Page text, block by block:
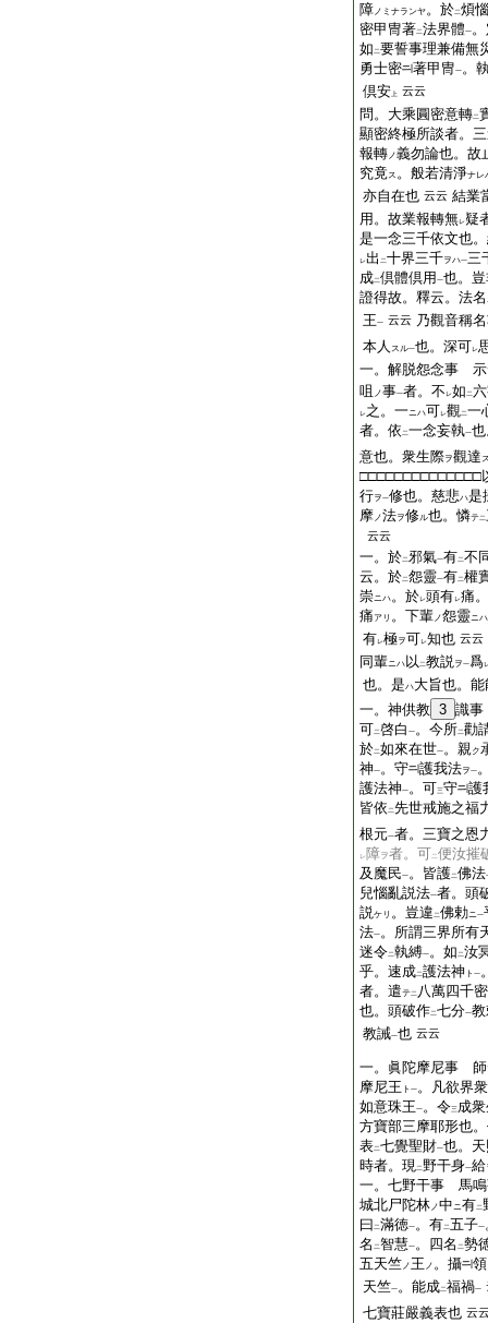
障ノミナランヤ。於二煩惱
密甲冑著二法界體一
如 二要誓事理兼備無
勇士密
著甲冑一。
倶安 上 云云
問。大乘圓密意轉二
顯密終極所談者。
報轉ノ義勿論也。故
究竟ス 。般若清淨ナレ
亦自在也 云云 結業
用。故業報轉無レ疑
是一念三千依文也
レ出 二十界三千ヲハ一三
成二倶體倶用 一也。
證得故。釋云。法名
王一 云云 乃觀音稱
本人 スル一也。深可レ
一。解脱怨念事 示
咀 ノ事一者。不 レ如 二
レ之。一ニハ可レ觀二一
者。依 二一念妄執一
意也。衆生際ヲ觀達
□□□□□□□□□□□□□□
行ヲ一修也。慈悲ハ是
摩ノ法ヲ修ル也。憐テ二
云云
一。於二邪氣一有二不
云。於二怨靈一有二權
崇ニハ。於レ頭有レ痛
痛 アリ 。下輩ノ怨靈ニハ
有レ極ヲ可レ知也 云云
同輩ニハ 以 二教説ヲ一爲
也。是ハ大旨也。能
一。神供教 3 識
可二啓白 一。今所二勸
於二如來在世一。親ク
神一。守 護我法ヲ一
護法神一。可三守
護
皆依 二先世戒施之福
根元一者。三寶之恩
レ 障ヲ者。可二便汝摧
及魔民一。皆護二佛法
兒惱亂説法一者。頭
説ケリ 。豈違 二佛勅ニ一
法一。所謂三界所有
迷令二執縛一。如 二汝
乎。速成二護法神 ト 一
者。遣テ二 八萬四千
也。頭破作二七分一
教誡一也 云云
一。眞陀摩尼事 師
摩尼王 ト 一。凡欲界
如意珠王一。令三成
方寶部三摩耶形也
表二七覺聖財一也。
時者。現二野干身一給
一。七野干事 馬鳴
城北尸陀林ノ中ニ有二
曰 二滿徳一。有二五子一
名 二智慧一。四名 二勢
五天竺ノ王 ノ 。攝 領
天竺一。能成二福禍一
七寶莊嚴義表也 云